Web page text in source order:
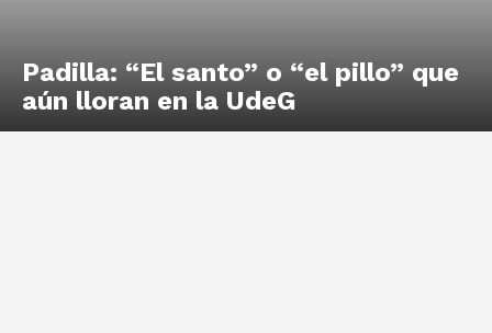
Padilla: “El santo” o “el pillo” que
aún lloran en la UdeG